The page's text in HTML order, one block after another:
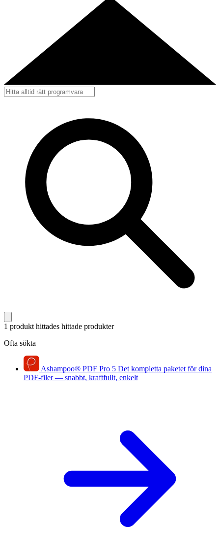
1 produkt hittades hittade produkter
Ofta sökta
Ashampoo® PDF Pro 5 Det kompletta paketet för dina
PDF-filer — snabbt, kraftfullt, enkelt